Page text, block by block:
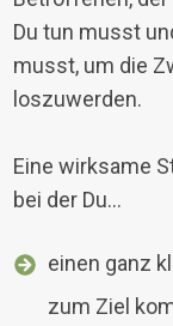
Du tun musst
musst, um die
loszuwerden.
Eine wirksame
bei der Du...
einen ganz
zum Ziel